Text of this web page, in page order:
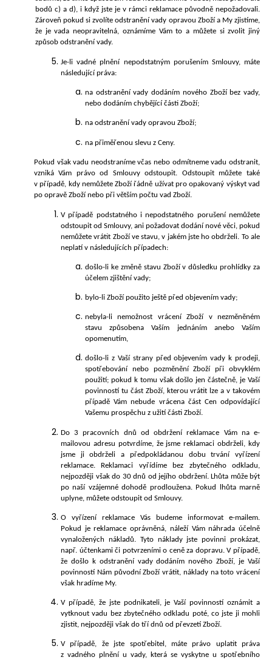
bodů c) a d), i když jste je v rámci reklamace původně nepožadovali.
Zároveň pokud si zvolíte odstranění vady opravou Zboží a My zjistíme,
že je vada neopravitelná, oznámíme Vám to a můžete si zvolit jiný
způsob odstranění vady.
Je-li vadné plnění nepodstatným porušením Smlouvy, máte
následující práva:
na odstranění vady dodáním nového Zboží bez vady,
nebo dodáním chybějící části Zboží;
na odstranění vady opravou Zboží;
na přiměřenou slevu z Ceny.
Pokud však vadu neodstraníme včas nebo odmítneme vadu odstranit,
vzniká Vám právo od Smlouvy odstoupit. Odstoupit můžete také
v případě, kdy nemůžete Zboží řádně užívat pro opakovaný výskyt vad
po opravě Zboží nebo při větším počtu vad Zboží.
V případě podstatného i nepodstatného porušení nemůžete
odstoupit od Smlouvy, ani požadovat dodání nové věci, pokud
nemůžete vrátit Zboží ve stavu, v jakém jste ho obdrželi. To ale
neplatí v následujících případech:
došlo-li ke změně stavu Zboží v důsledku prohlídky za
účelem zjištění vady;
bylo-li Zboží použito ještě před objevením vady;
nebyla-li nemožnost vrácení Zboží v nezměněném
stavu způsobena Vaším jednáním anebo Vaším
opomenutím,
došlo-li z Vaší strany před objevením vady k prodeji,
spotřebování nebo pozměnění Zboží při obvyklém
použití; pokud k tomu však došlo jen částečně, je Vaší
povinností tu část Zboží, kterou vrátit lze a v takovém
případě Vám nebude vrácena část Cen odpovídající
Vašemu prospěchu z užití části Zboží.
Do 3 pracovních dnů od obdržení reklamace Vám na e-
mailovou adresu potvrdíme, že jsme reklamaci obdrželi, kdy
jsme ji obdrželi a předpokládanou dobu trvání vyřízení
reklamace. Reklamaci vyřídíme bez zbytečného odkladu,
nejpozději však do 30 dnů od jejího obdržení. Lhůta může být
po naší vzájemné dohodě prodloužena. Pokud lhůta marně
uplyne, můžete odstoupit od Smlouvy.
O vyřízení reklamace Vás budeme informovat e-mailem.
Pokud je reklamace oprávněná, náleží Vám náhrada účelně
vynaložených nákladů. Tyto náklady jste povinni prokázat,
např. účtenkami či potvrzeními o ceně za dopravu. V případě,
že došlo k odstranění vady dodáním nového Zboží, je Vaší
povinností Nám původní Zboží vrátit, náklady na toto vrácení
však hradíme My.
V případě, že jste podnikateli, je Vaší povinností oznámit a
vytknout vadu bez zbytečného odkladu poté, co jste ji mohli
zjistit, nejpozději však do tří dnů od převzetí Zboží.
V případě, že jste spotřebitel, máte právo uplatit práva
z vadného plnění u vady, která se vyskytne u spotřebního